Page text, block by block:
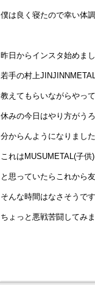
僕は良く寝たので幸い体
昨日からインスタ始めまし
若手の村上
教えてもらいながらやっ
休みの今日はやり方がう
分からんようになりました
これはMUSUMETAL(子供
と思っていたらこれから
そんな時間はなさそうです
ちょっと悪戦苦闘してみま